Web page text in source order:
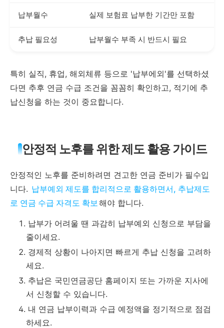
납부월수 실제 보험료 납부한 기간만 포함
추납 필요성 납부월수 부족 시 반드시 필요
특히 실직, 휴업, 해외체류 등으로 '납부에외'를 선택하셨
다면 추후 연금 수급 조건을 꼼꼼히 확인하고, 적기에 추
납신청을 하는 것이 중요합니다.
안정적 노후를 위한 제도 활용 가이드
안정적인 노후를 준비하려면 견고한 연금 준비가 필수입
니다. 납부예외 제도를 합리적으로 활용하면서, 추납제도
로 연금 수급 자격도 확보해야 합니다.
납부가 어려울 땐 과감히 납부예외 신청으로 부담을
줄이세요.
경제적 상황이 나아지면 빠르게 추납 신청을 고려하
세요.
추납은 국민연금공단 홈페이지 또는 가까운 지사에
서 신청할 수 있습니다.
내 연금 납부이력과 수급 예정액을 정기적으로 점검
하세요.